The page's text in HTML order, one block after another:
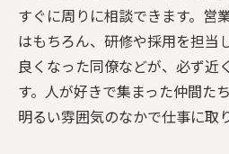
すぐに周りに相談できます。営
はもちろん、研修や採用を担当
良くなった同僚などが、必ず近
す。人が好きで集まった仲間た
明るい雰囲気のなかで仕事に取